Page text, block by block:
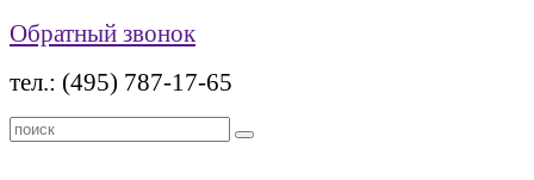
Обратный звонок
тел.: (495) 787-17-65